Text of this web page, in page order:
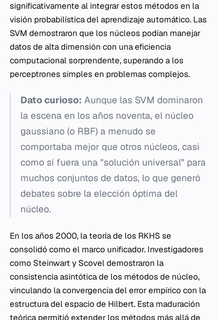
significativamente al integrar estos métodos en la
visión probabilística del aprendizaje automático. Las
SVM demostraron que los núcleos podían manejar
datos de alta dimensión con una eficiencia
computacional sorprendente, superando a los
perceptrones simples en problemas complejos.
Dato curioso: Aunque las SVM dominaron
la escena en los años noventa, el núcleo
gaussiano (o RBF) a menudo se
comportaba mejor que otros núcleos, casi
como si fuera una "solución universal" para
muchos conjuntos de datos, lo que generó
debates sobre la elección óptima del
núcleo.
En los años 2000, la teoría de los RKHS se
consolidó como el marco unificador. Investigadores
como Steinwart y Scovel demostraron la
consistencia asintótica de los métodos de núcleo,
vinculando la convergencia del error empírico con la
estructura del espacio de Hilbert. Esta maduración
teórica permitió extender los métodos más allá de